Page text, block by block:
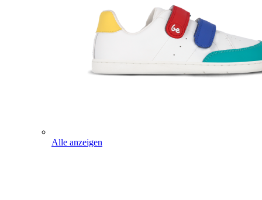
Alle anzeigen